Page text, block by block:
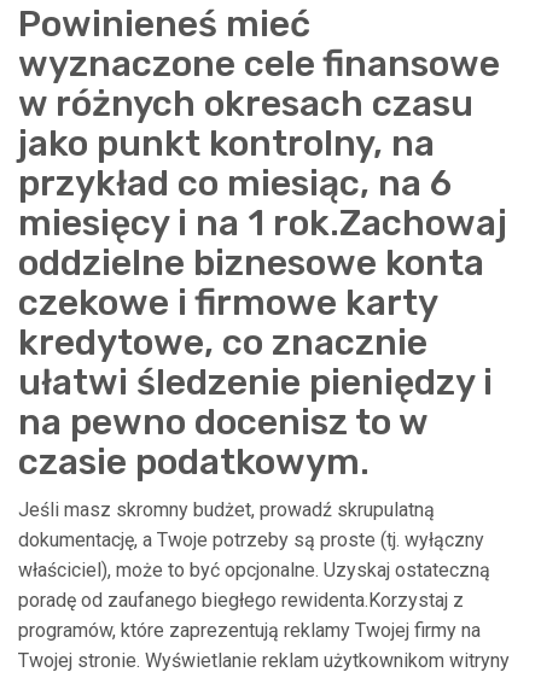
Powinieneś mieć
wyznaczone cele finansowe
w różnych okresach czasu
jako punkt kontrolny, na
przykład co miesiąc, na 6
miesięcy i na 1 rok.Zachowaj
oddzielne biznesowe konta
czekowe i firmowe karty
kredytowe, co znacznie
ułatwi śledzenie pieniędzy i
na pewno docenisz to w
czasie podatkowym.
Jeśli masz skromny budżet, prowadź skrupulatną
dokumentację, a Twoje potrzeby są proste (tj. wyłączny
właściciel), może to być opcjonalne. Uzyskaj ostateczną
poradę od zaufanego biegłego rewidenta.Korzystaj z
programów, które zaprezentują reklamy Twojej firmy na
Twojej stronie. Wyświetlanie reklam użytkownikom witryny